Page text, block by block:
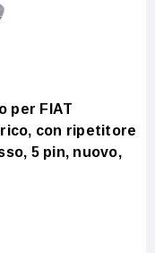
per FIAT
con ripetitore
5 pin, nuovo,